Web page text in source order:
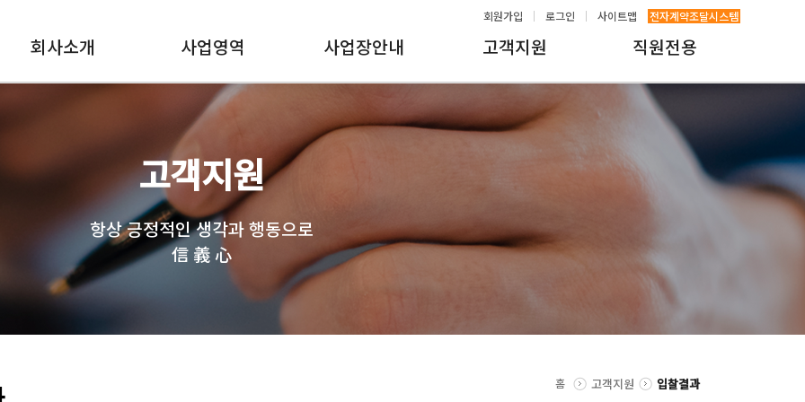
회원가입 로그인 사이트맵 전자계약조달시스템
회사소개 사업영역 사업장안내 고객지원 직원전용
고객지원
항상 긍정적인 생각과 행동으로
信 義 心
홈 고객지원 입찰결과